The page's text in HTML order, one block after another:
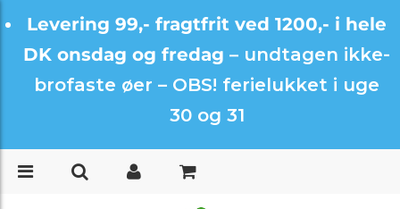
Levering 99,- fragtfrit ved 1200,- i hele
DK onsdag og fredag – undtagen ikke-
brofaste øer – OBS! ferielukket i uge
30 og 31